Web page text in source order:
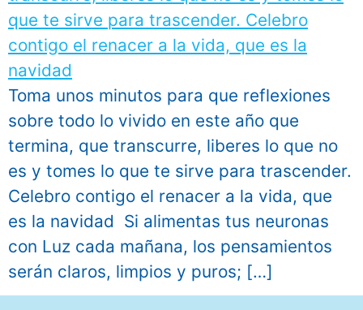
Toma unos minutos para que reflexiones
sobre todo lo vivido en este año que
termina, que transcurre, liberes lo que no
es y tomes lo que te sirve para trascender.
Celebro contigo el renacer a la vida, que
es la navidad Si alimentas tus neuronas
con Luz cada mañana, los pensamientos
serán claros, limpios y puros; […]